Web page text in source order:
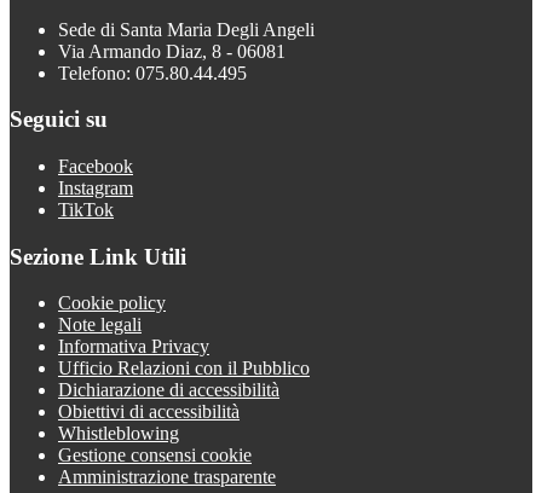
Sede di Santa Maria Degli Angeli
Via Armando Diaz, 8 - 06081
Telefono: 075.80.44.495
Seguici su
Facebook
Instagram
TikTok
Sezione Link Utili
Cookie policy
Note legali
Informativa Privacy
Ufficio Relazioni con il Pubblico
Dichiarazione di accessibilità
Obiettivi di accessibilità
Whistleblowing
Gestione consensi cookie
Amministrazione trasparente